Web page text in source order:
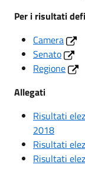
Per i risultati
Camera
Senato
Regione
Allegati
Risultati
2018
Risultati
Risultati